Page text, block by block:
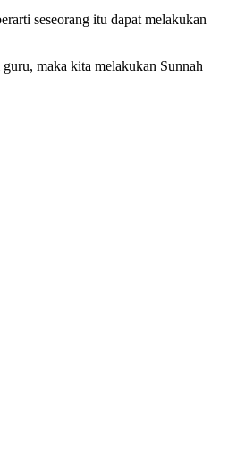
seseorang itu dapat melakukan
maka kita melakukan Sunnah